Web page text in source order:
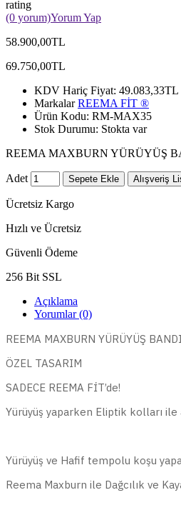
rating
(0 yorum)Yorum Yap
58.900,00TL
69.750,00TL
KDV Hariç Fiyat: 49.083,33TL
MarkalarREEMA FİT ®️
Ürün Kodu: RM-MAX35
Stok Durumu: Stokta var
REEMA MAXBURN YÜRÜYÜŞ
Adet Sepete Ekle Alışveriş
Ücretsiz Kargo
Hızlı ve Ücretsiz
Güvenli Ödeme
256 Bit SSL
Açıklama
Yorumlar (0)
REEMA MAXBURN YÜRÜYÜŞ BANDI
ÖZEL TASARIM
SADECE REEMA FİT’de!
Yürüyüş yaparken Eliptik kolları ile
Yürüyüş ve Hafif tempolu koşu
Reema Maxburn ile Dağcılık ve